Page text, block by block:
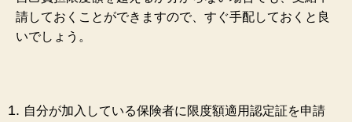
請しておくことができますので、すぐ手配しておくと良
いでしょう。
自分が加入している保険者に限度額適用認定証を申請